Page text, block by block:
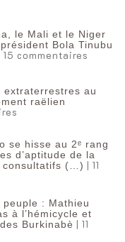
le Mali et le Niger
Bola Tinubu
15 commentaires
extraterrestres au
raëlien
se hisse au 2ᵉ rang
d’aptitude de la
consultatifs (…) | 11
: Mathieu
à l’hémicycle et
Burkinabè | 11